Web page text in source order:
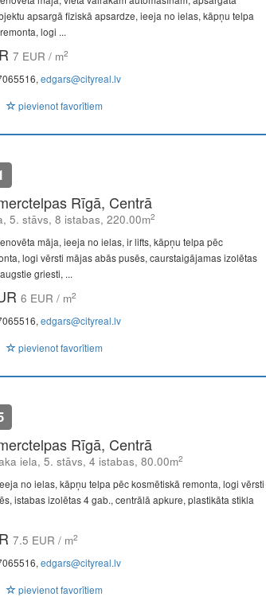
apsargā fiziskā apsardze, ieeja no ielas, kāpņu telpa
logi ...
7 EUR / m2
edgars@cityreal.lv
pievienot favorītiem
Rīgā, Centrā
5. stāvs, 8 istabas, 220.00m2
māja, ieeja no ielas, ir lifts, kāpņu telpa pēc
logi vērsti mājas abās pusēs, caurstaigājamas izolētas
griesti, ...
6 EUR / m2
edgars@cityreal.lv
pievienot favorītiem
Rīgā, Centrā
iela, 5. stāvs, 4 istabas, 80.00m2
no ielas, kāpņu telpa pēc kosmētiskā remonta, logi vērsti
istabas izolētas 4 gab., centrālā apkure, plastikāta stikla
7.5 EUR / m2
edgars@cityreal.lv
pievienot favorītiem